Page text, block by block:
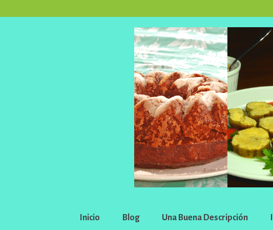
Inicio Blog Una Buena Descripción